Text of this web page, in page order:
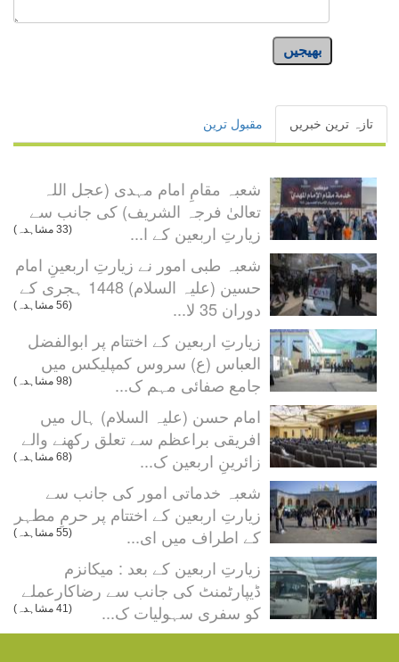
بھیجیں
تازہ ترین خبریں مقبول ترین
شعبہ مقامِ امام مہدی (عجل اللہ
تعالیٰ فرجہ الشریف) کی جانب سے
زیارتِ اربعین کے ا...
(33 مشاہدہ)
شعبہ طبی امور نے زیارتِ اربعینِ امام
حسین (علیہ السلام) 1448 ہجری کے
دوران 35 لا...
(56 مشاہدہ)
زیارتِ اربعین کے اختتام پر ابوالفضل
العباس (ع) سروس کمپلیکس میں
جامع صفائی مہم ک...
(98 مشاہدہ)
امام حسن (علیہ السلام) ہال میں
افریقی براعظم سے تعلق رکھنے والے
زائرینِ اربعین ک...
(68 مشاہدہ)
شعبہ خدماتی امور کی جانب سے
زیارتِ اربعین کے اختتام پر حرمِ مطہر
کے اطراف میں ای...
(55 مشاہدہ)
زیارتِ اربعین کے بعد : میکانزم
ڈیپارٹمنٹ کی جانب سے رضاکارعملے
کو سفری سہولیات ک...
(41 مشاہدہ)